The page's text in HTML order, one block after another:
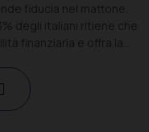
fiducia nel mattone.
degli italiani ritiene che
finanziaria e offra la